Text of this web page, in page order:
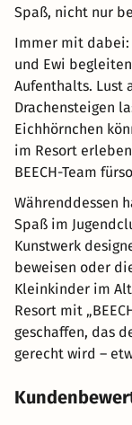
Spaß, nicht nur
Immer mit dabei:
und Ewi
Aufenthalts. Lust
Drachensteigen
Eichhörnchen
im Resort
BEECH-Team
Währenddessen
Spaß im
Kunstwerk
beweisen oder
Kleinkinder im
Resort mit
geschaffen, das
gerecht wird –